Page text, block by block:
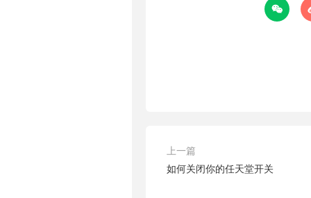

上一篇
如何关闭你的任天堂开关